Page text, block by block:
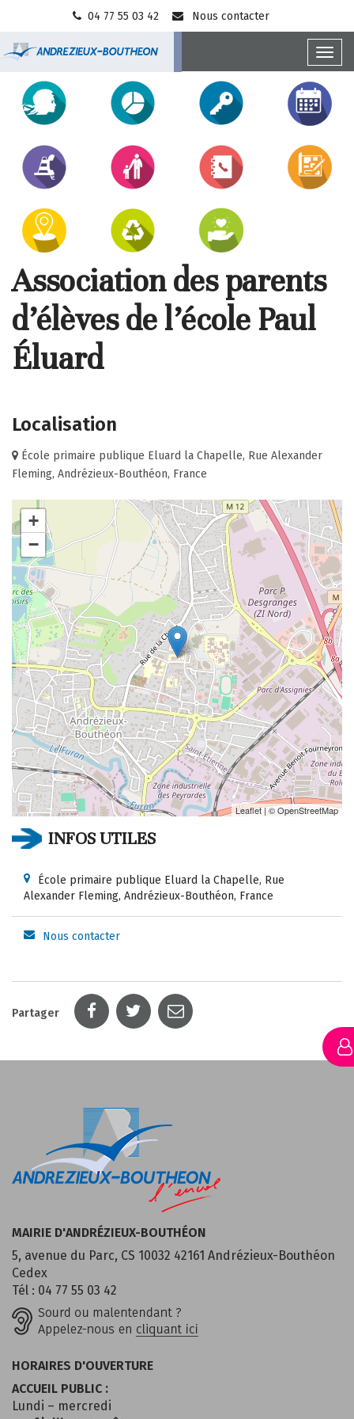
04 77 55 03 42 Nous contacter
Ville
d'Andrézieux-
Bouthéon
Accès
direct
Association des parents
d’élèves de l’école Paul
Éluard
Localisation
École primaire publique Eluard la Chapelle, Rue Alexander
Fleming, Andrézieux-Bouthéon, France
+
−
Leaflet| ©OpenStreetMap
INFOS UTILES
École primaire publique Eluard la Chapelle, Rue
Alexander Fleming, Andrézieux-Bouthéon, France
Nous contacter
Partager
MAIRIE D'ANDRÉZIEUX-BOUTHÉON
5, avenue du Parc, CS 10032 42161 Andrézieux-Bouthéon
Cedex
Tél : 04 77 55 03 42
HORAIRES D'OUVERTURE
ACCUEIL PUBLIC :
Lundi – mercredi